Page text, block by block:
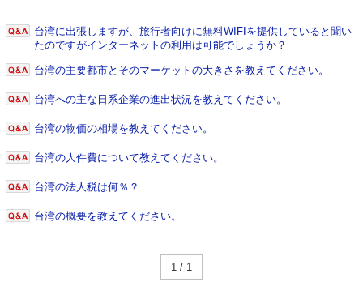
台湾に出張しますが、旅行者向けに無料WIFIを提供していると聞い
たのですがインターネットの利用は可能でしょうか？
台湾の主要都市とそのマーケットの大きさを教えてください。
台湾への主な日系企業の進出状況を教えてください。
台湾の物価の相場を教えてください。
台湾の人件費について教えてください。
台湾の法人税は何％？
台湾の概要を教えてください。
1 / 1